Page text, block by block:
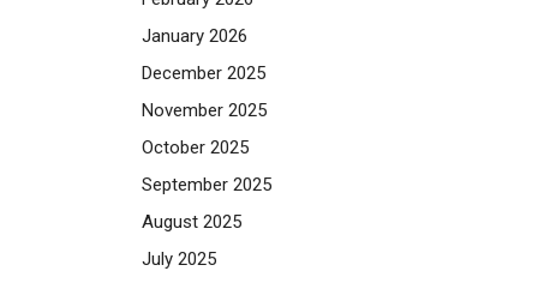
January 2026
December 2025
November 2025
October 2025
September 2025
August 2025
July 2025